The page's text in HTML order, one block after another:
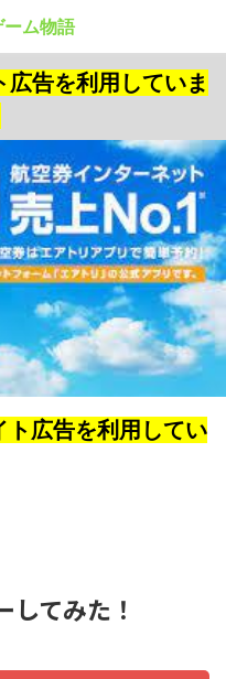
ム物語
告を利用していま
広告を利用してい
てみた！